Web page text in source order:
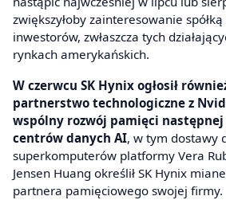
zwiększyłoby zainteresowanie
inwestorów, zwłaszcza tych
rynkach amerykańskich.
W czerwcu SK Hynix ogłosił
partnerstwo technologiczne z
wspólny rozwój pamięci
centrów danych AI, w tym dostawy
superkomputerów platformy Vera
Jensen Huang określił SK Hynix
partnera pamięciowego swojej firmy.